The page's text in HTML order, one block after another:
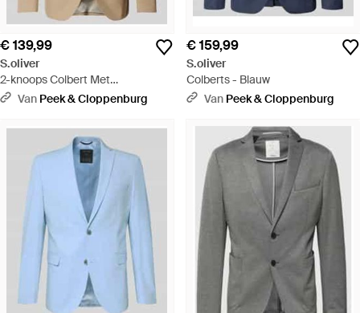
€ 139,99
S.oliver
2-knoops Colbert Met
Reverskraag - Naturel
Van Peek & Cloppenburg
€ 159,99
S.oliver
Colberts - Blauw
Van Peek & Cloppenburg